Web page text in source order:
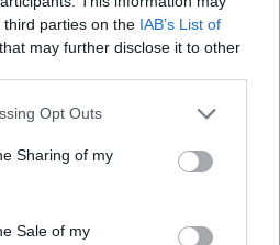
parties on the IAB’s List of
that may further disclose it to other
app uses one or more Google
behaviour. You may click to
and its third-party tags to
purposes in below Google
Opt Outs
Sharing of my
Sale of my
Dráma Fesztiválon, a
november 28-án. A koncert
3. akció.